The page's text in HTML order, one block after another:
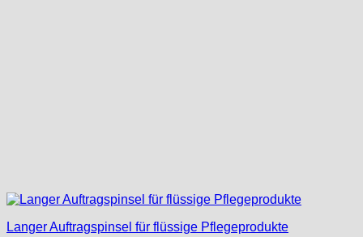
Langer Auftragspinsel für flüssige Pflegeprodukte